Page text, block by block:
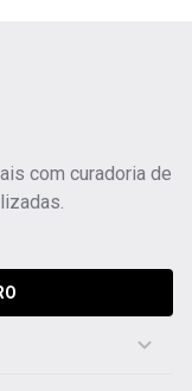
com curadoria de